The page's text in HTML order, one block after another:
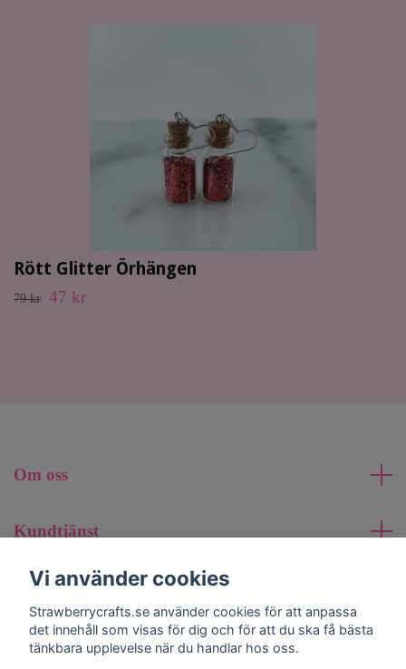
Rött Glitter Örhängen
79 kr 47 kr
Om oss
Kundtjänst
Läs mer
Sociala medier
Vi använder cookies
Strawberrycrafts.se använder cookies för att anpassa
det innehåll som visas för dig och för att du ska få bästa
tänkbara upplevelse när du handlar hos oss.